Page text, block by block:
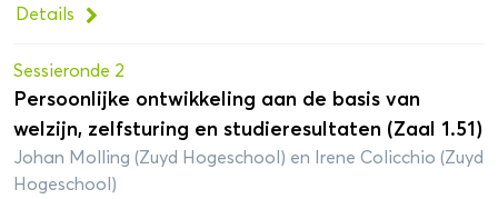
Details
Sessieronde 2
Persoonlijke ontwikkeling aan de basis van
welzijn, zelfsturing en studieresultaten (Zaal 1.51)
Johan Molling (Zuyd Hogeschool) en Irene Colicchio (Zuyd
Hogeschool)